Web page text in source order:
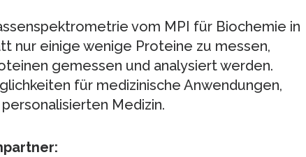
vom MPI für Biochemie in
nur einige wenige Proteine zu messen,
gemessen und analysiert werden.
für medizinische Anwendungen,
Medizin.